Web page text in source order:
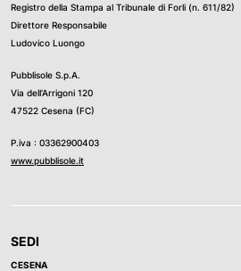
Registro della Stampa al Tribunale di Forli (n. 611/82)
Direttore Responsabile
Ludovico Luongo
Pubblisole S.p.A.
Via dell’Arrigoni 120
47522 Cesena (FC)
P.iva : 03362900403
www.pubblisole.it
SEDI
CESENA